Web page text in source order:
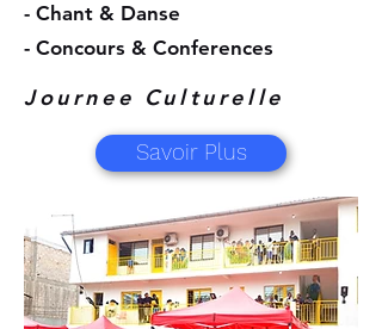
- Chant & Danse
- Concours & Conferences
Journee Culturelle
Savoir Plus